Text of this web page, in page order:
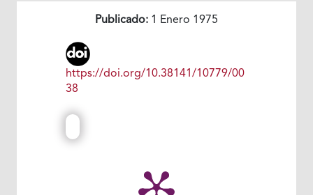
Publicado: 1 Enero 1975
https://doi.org/10.38141/10779/00
38